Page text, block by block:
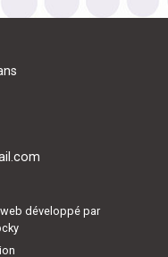
développé par